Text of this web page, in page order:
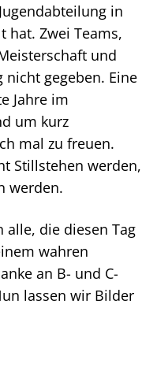
in
hat. Zwei Teams,
und
nicht gegeben. Eine
Jahre im
um kurz
mal zu freuen.
Stillstehen werden,
werden.
alle, die diesen Tag
wahren
an B- und C-
lassen wir Bilder